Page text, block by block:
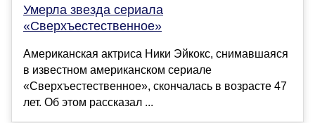
Умерла звезда сериала
«Сверхъестественное»
Американская актриса Ники Эйкокс, снимавшаяся
в известном американском сериале
«Сверхъестественное», скончалась в возрасте 47
лет. Об этом рассказал ...